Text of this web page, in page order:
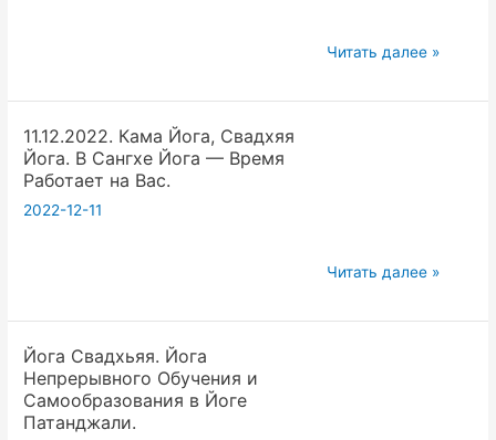
Йога
—
Преподавания
Йоге.058(звук
Читать далее »
11.12.2022. Кама Йога, Свадхяя
Йога. В Сангхе Йога — Время
Работает на Вас.
2022-12-11
11.12.2022.
Йога,
Читать далее »
Йога Свадхьяя. Йога
Непрерывного Обучения и
Самообразования в Йоге
Патанджали.